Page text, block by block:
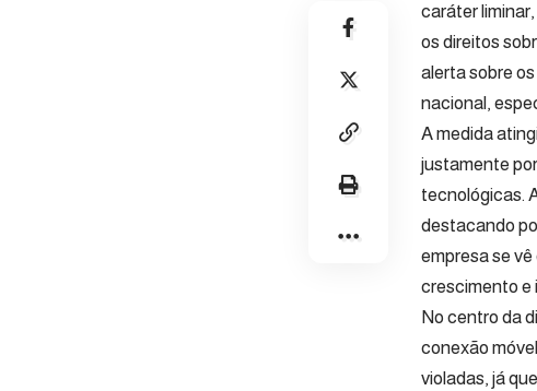
caráter
os direitos
alerta sobre
nacional,
A medida
justamente
tecnológicas.
destacando
empresa se
crescimento e
No centro da
conexão
violadas, já